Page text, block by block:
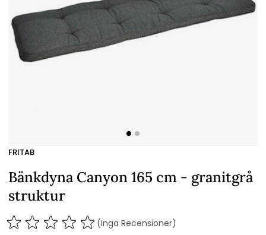
FRITAB
Bänkdyna Canyon 165 cm - granitgrå
struktur
(Inga Recensioner)